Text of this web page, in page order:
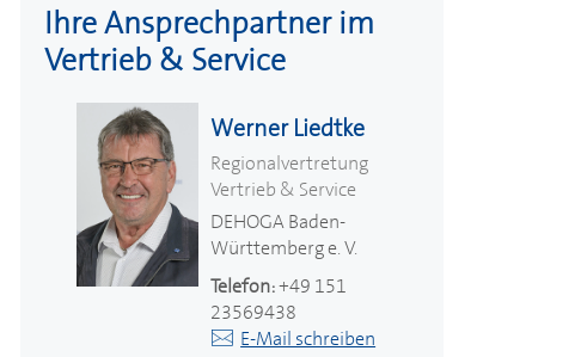
Ihre Ansprechpartner im
Vertrieb & Service
Werner Liedtke
Regionalvertretung
Vertrieb & Service
DEHOGABaden-
Württemberg e. V.
Telefon:+49 151
23569438
E-Mail schreiben